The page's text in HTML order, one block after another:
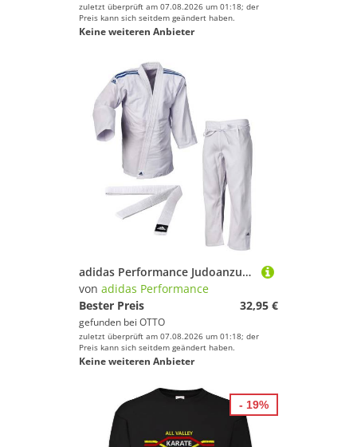
zuletzt überprüft am 07.08.2026 um 01:18; der
Preis kann sich seitdem geändert haben.
Keine weiteren Anbieter
adidas Performance Judoanzug Judoanzug Beginner J250
von adidas Performance
Bester Preis
32,95 €
gefunden bei OTTO
zuletzt überprüft am 07.08.2026 um 01:18; der
Preis kann sich seitdem geändert haben.
Keine weiteren Anbieter
- 19%